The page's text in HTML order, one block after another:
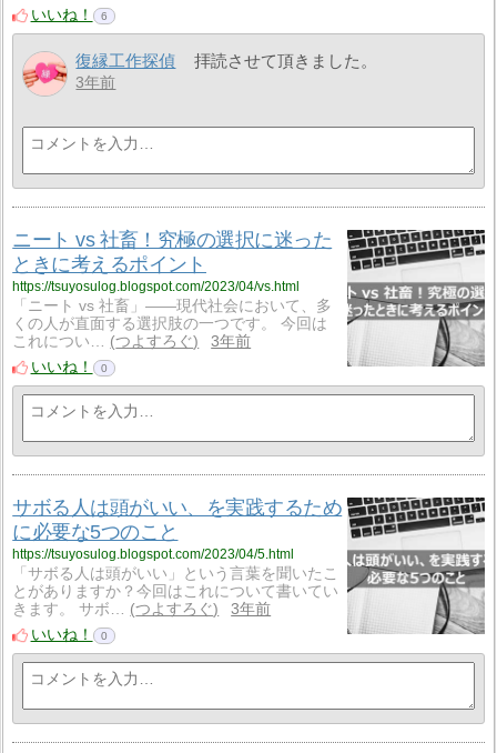
いいね！
6
復縁工作探偵 拝読させて頂きました。
3年前
ニート vs 社畜！究極の選択に迷った
ときに考えるポイント
https://tsuyosulog.blogspot.com/2023/04/vs.html
「ニート vs 社畜」――現代社会において、多
くの人が直面する選択肢の一つです。 今回は
これについ…
つよすろぐ
3年前
いいね！
0
サボる人は頭がいい、を実践するため
に必要な5つのこと
https://tsuyosulog.blogspot.com/2023/04/5.html
「サボる人は頭がいい」という言葉を聞いたこ
とがありますか？今回はこれについて書いてい
きます。 サボ…
つよすろぐ
3年前
いいね！
0